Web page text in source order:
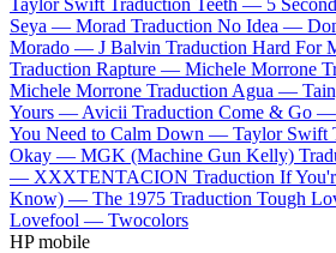
Seya — Morad Traduction No Idea —
Morado — J Balvin Traduction Hard For
Traduction Rapture — Michele Morrone
Michele Morrone Traduction Agua —
Yours — Avicii Traduction Come & Go —
You Need to Calm Down — Taylor Swift
Okay — MGK (Machine Gun Kelly)
— XXXTENTACION Traduction If
Know) — The 1975 Traduction Tough
Lovefool — Twocolors
HP mobile